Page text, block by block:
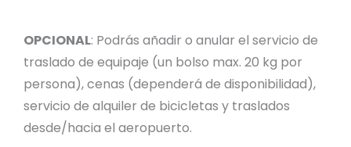
OPCIONAL: Podrás añadir o anular el servicio de
traslado de equipaje (un bolso max. 20 kg por
persona), cenas (dependerá de disponibilidad),
servicio de alquiler de bicicletas y traslados
desde/hacia el aeropuerto.